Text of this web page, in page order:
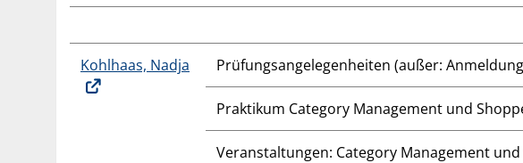
Kohlhaas, Nadja Prüfungsangelegenheiten (außer:
Praktikum Category Management und
Veranstaltungen: Category Management